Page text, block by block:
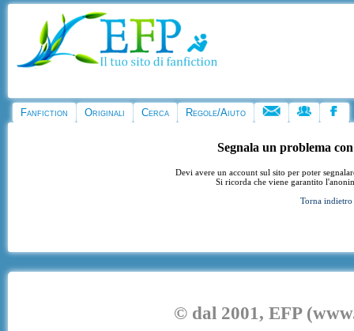
Fanfiction Originali Cerca Regole/Aiuto
Segnala un problema
Devi avere un account sul sito per poter
Si ricorda che viene garantito
Torna indietro
© dal 2001, EFP